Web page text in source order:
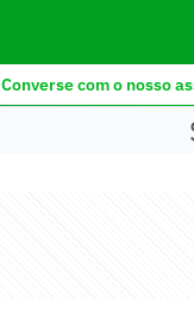
Converse com o nosso